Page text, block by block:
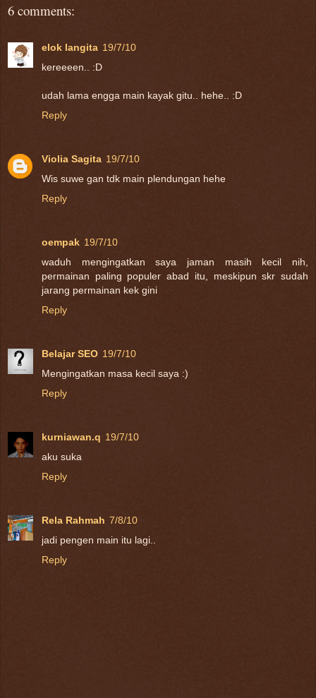
6 comments:
elok langita 19/7/10
kereeeen.. :D
udah lama engga main kayak gitu.. hehe.. :D
Reply
Violia Sagita 19/7/10
Wis suwe gan tdk main plendungan hehe
Reply
oempak 19/7/10
waduh mengingatkan saya jaman masih kecil nih,
permainan paling populer abad itu, meskipun skr sudah
jarang permainan kek gini
Reply
Belajar SEO 19/7/10
Mengingatkan masa kecil saya :)
Reply
kurniawan.q 19/7/10
aku suka
Reply
Rela Rahmah 7/8/10
jadi pengen main itu lagi..
Reply